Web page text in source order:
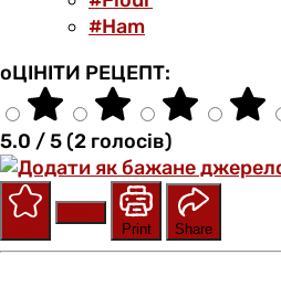
#Ham
оЦІНІТИ РЕЦЕПТ:
5.0 / 5 (2 голосів)
Print
Share